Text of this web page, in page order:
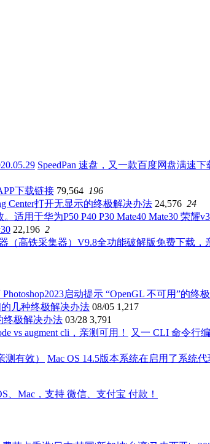
SpeedPan 速盘，又一款百度网盘满速
下载链接 79,564 196
Center打开无显示的终极解决办法 24,576 24
22,196 2
（高铁采集器）V9.8全功能破解版免费下载，
Photoshop2023启动提示 “OpenGL 不可用”的终
的几种终极解决办法 08/05 1,217
终极解决办法 03/28 3,791
又一 CLI 命令行
Mac OS 14.5版本系统在启用了系统